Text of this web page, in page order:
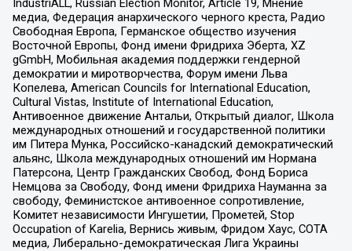
IndustriALL, Russian Election Monitor, Article 19, Мнение
медиа, Федерация анархического черного креста, Радио
Свободная Европа, Германское общество изучения
Восточной Европы, Фонд имени Фридриха Эберта, XZ
gGmbH, Мобильная академия поддержки гендерной
демократии и миротворчества, Форум имени Льва
Копелева, American Councils for International Education,
Cultural Vistas, Institute of International Education,
Антивоенное движение Антальи, Открытый диалог, Школа
международных отношений и государственной политики
им Питера Мунка, Российско-канадский демократический
альянс, Школа международных отношений им Нормана
Патерсона, Центр Гражданских Свобод, Фонд Бориса
Немцова за Свободу, Фонд имени Фридриха Науманна за
свободу, Феминистское антивоенное сопротивление,
Комитет независимости Ингушетии, Прометей, Stop
Occupation of Karelia, Вернись живым, Фридом Хаус, СОТА
медиа, Либерально-демократическая Лига Украины